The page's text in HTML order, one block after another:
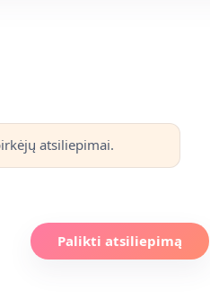
atsiliepimai.
Palikti atsiliepimą